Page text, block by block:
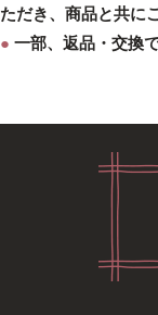
ただき、商品と共に
● 一部、返品・交換